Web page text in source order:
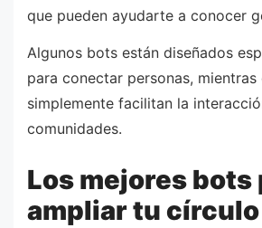
que pueden ayudarte a conocer
Algunos bots están diseñados
para conectar personas,
simplemente facilitan la
comunidades.
Los mejores bots
ampliar tu